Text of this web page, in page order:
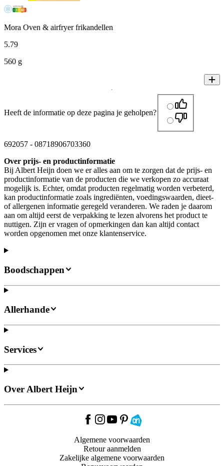
Mora Oven & airfryer frikandellen
5.79
560 g
Heeft de informatie op deze pagina je geholpen?
692057 - 08718906703360
Over prijs- en productinformatie
Bij Albert Heijn doen we er alles aan om te zorgen dat de prijs- en
productinformatie van de producten die we verkopen zo accuraat
mogelijk is. Echter, omdat producten regelmatig worden verbeterd,
kan productinformatie zoals ingrediënten, voedingswaarden, dieet-
of allergenen informatie geregeld veranderen. We raden je daarom
aan om altijd eerst de verpakking te lezen alvorens het product te
nuttigen. Zijn er vragen of opmerkingen dan kan altijd contact
worden opgenomen met onze klantenservice.
Boodschappen
Allerhande
Services
Over Albert Heijn
Algemene voorwaarden
Retour aanmelden
Zakelijke algemene voorwaarden